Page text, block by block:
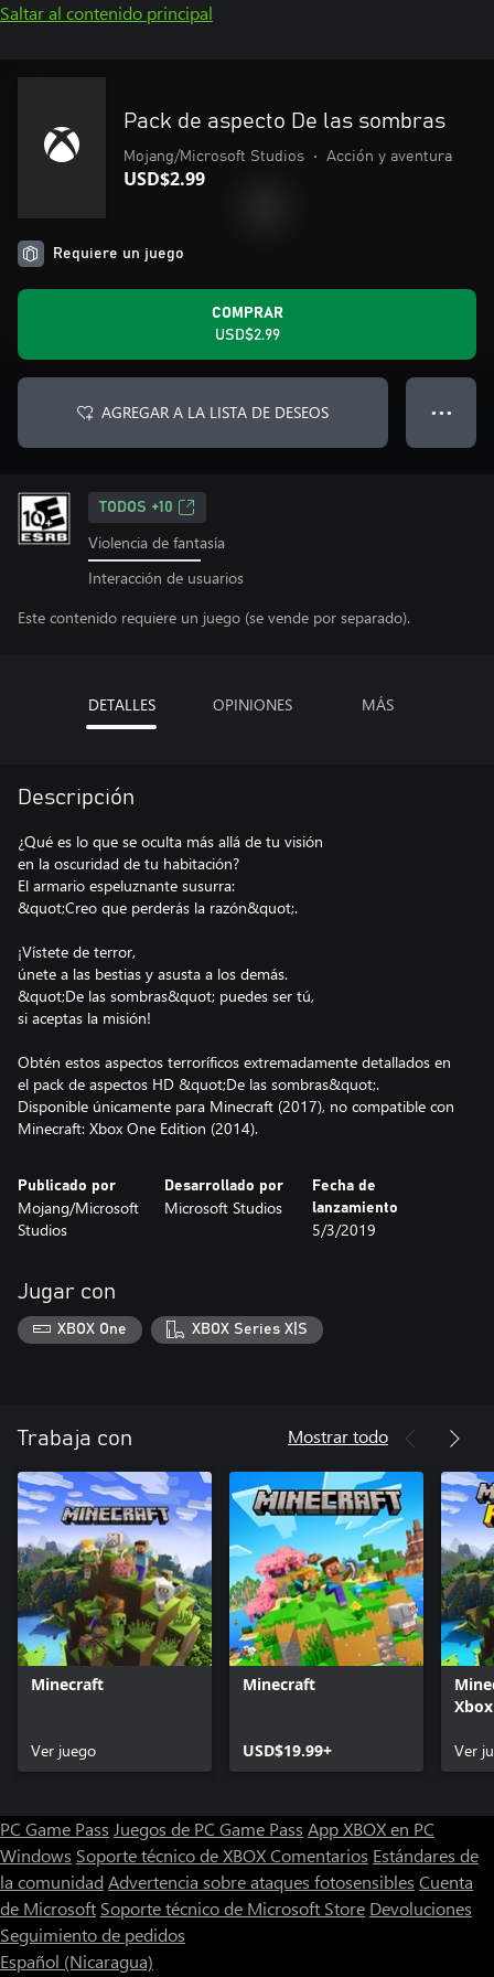
Saltar al contenido principal
Pack de aspecto De las sombras
Mojang/Microsoft Studios • Acción y aventura
USD$2.99
Requiere un juego
COMPRAR
USD$2.99
AGREGAR A LA LISTA DE DESEOS ● ● ●
TODOS +10
Violencia de fantasía
Interacción de usuarios
Este contenido requiere un juego (se vende por separado).
DETALLES OPINIONES MÁS
Descripción
¿Qué es lo que se oculta más allá de tu visión
en la oscuridad de tu habitación?
El armario espeluznante susurra:
&quot;Creo que perderás la razón&quot;.
¡Vístete de terror,
únete a las bestias y asusta a los demás.
&quot;De las sombras&quot; puedes ser tú,
si aceptas la misión!
Obtén estos aspectos terroríficos extremadamente detallados en
el pack de aspectos HD &quot;De las sombras&quot;.
Disponible únicamente para Minecraft (2017), no compatible con
Minecraft: Xbox One Edition (2014).
Publicado por
Mojang/Microsoft
Studios
Desarrollado por
Microsoft Studios
Fecha de
lanzamiento
5/3/2019
Jugar con
XBOX One XBOX Series X|S
Trabaja con Mostrar todo
Minecraft
Ver juego
Minecraft
USD$19.99+
Xbox
Ver
PC Game Pass Juegos de PC Game Pass App XBOX en PC
Windows Soporte técnico de XBOXComentarios Estándares de
la comunidad Advertencia sobre ataques fotosensibles Cuenta
de Microsoft Soporte técnico de Microsoft Store Devoluciones
Seguimiento de pedidos
Español (Nicaragua)